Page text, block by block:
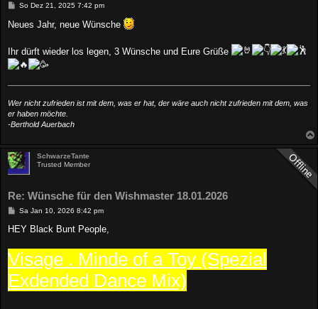
B
i
t
g
So Dez 21, 2025 7:42 pm
Neues Jahr, neue Wünsche
Ihr dürft wieder los legen, 3 Wünsche und Eure Grüße
Wer nicht zufrieden ist mit dem, was er hat, der wäre auch nicht zufrieden mit dem, was
er haben möchte.
-Berthold Auerbach
SchwarzeTante
Trusted Member
Re: Wünsche für den Wishmaster 18.01.2026
B
i
a
g
Sa Jan 10, 2026 8:42 pm
HEY Black Bunt People,
Visage . Minde of a Toy (Spezial
Exdended Dance Mix)